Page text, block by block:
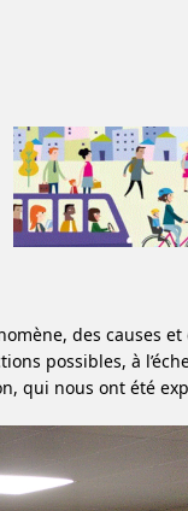
des causes et
possibles, à
qui nous ont été